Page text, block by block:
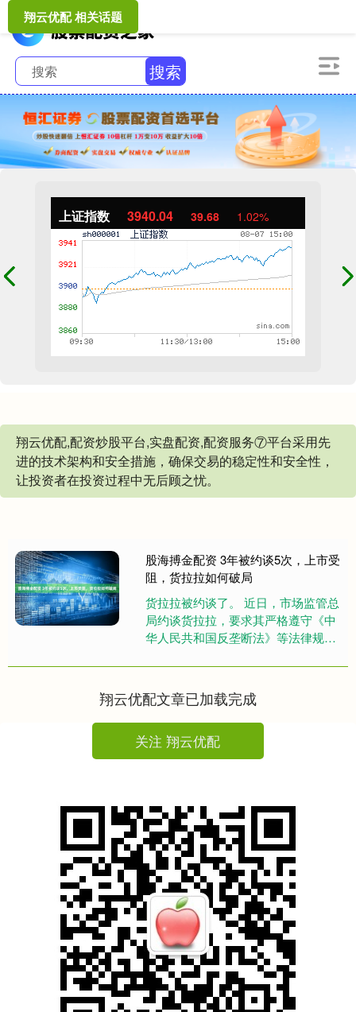
搜索
上证指数 3940.04 39.68 1.02%
翔云优配,配资炒股平台,实盘配资,配资服务⑦平台采用先
进的技术架构和安全措施，确保交易的稳定性和安全性，
让投资者在投资过程中无后顾之忧。
翔云优配 相关话题
股海搏金配资 3年被约谈5次，上市受
阻，货拉拉如何破局
货拉拉被约谈了。 近日，市场监管总
局约谈货拉拉，要求其严格遵守《中
华人民共和国反垄断法》等法律规
规范经营行为，公平参与市场竞
争，....
翔云优配文章已加载完成
关注 翔云优配